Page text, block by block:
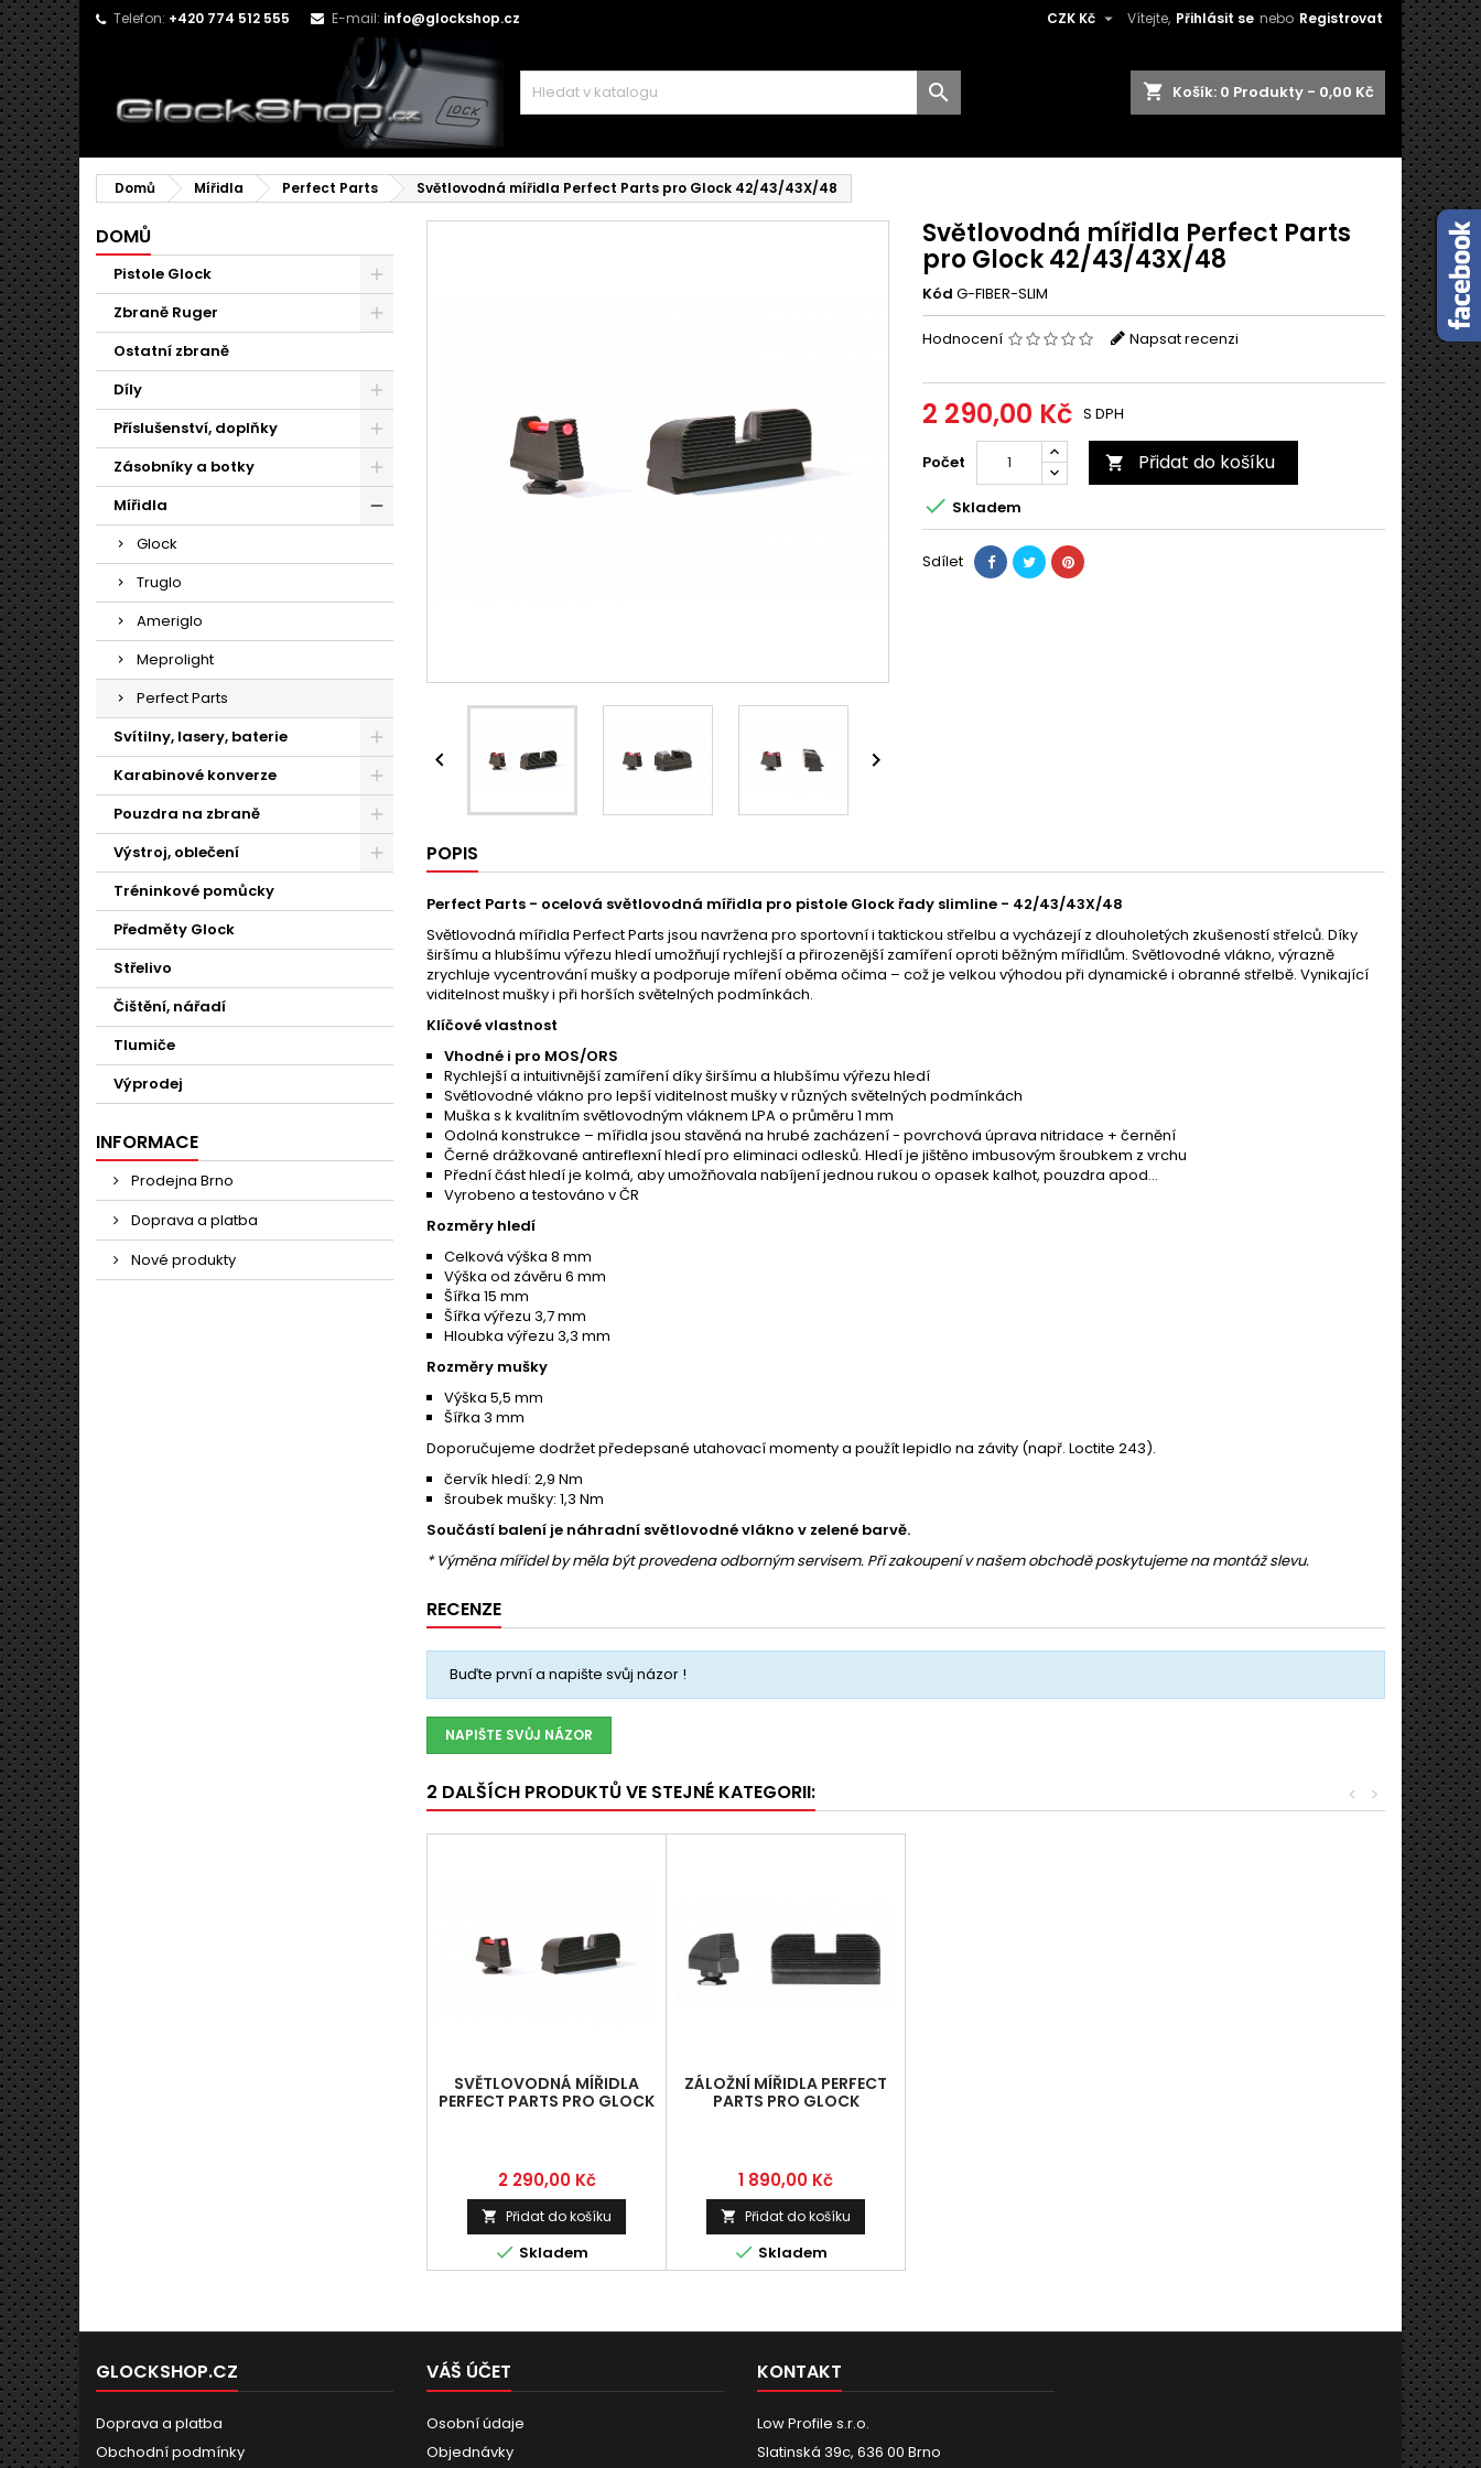
Telefon: +420 774 512 555 E-mail: info@glockshop.cz Vítejte, Přihlásit se nebo Registrovat
CZK Kč 
shopping_cart Košík: 0 Produkty - 0,00 Kč

Domů Mířidla Perfect Parts Světlovodná mířidla Perfect Parts pro Glock 42/43/43X/48
DOMŮ
Pistole Glock
Zbraně Ruger
Ostatní zbraně
Díly
Příslušenství, doplňky
Zásobníky a botky
Mířidla
Glock
Truglo
Ameriglo
Meprolight
Perfect Parts
Svítilny, lasery, baterie
Karabinové konverze
Pouzdra na zbraně
Výstroj, oblečení
Tréninkové pomůcky
Předměty Glock
Střelivo
Čištění, nářadí
Tlumiče
Výprodej
INFORMACE
Prodejna Brno
Doprava a platba
Nové produkty
 
Světlovodná mířidla Perfect Parts
pro Glock 42/43/43X/48
Kód G-FIBER-SLIM
Hodnocení Napsat recenzi
2 290,00 Kč S DPH
Počet  Přidat do košíku
 Skladem
Sdílet
POPIS
Perfect Parts - ocelová světlovodná mířidla pro pistole Glock řady slimline - 42/43/43X/48
Světlovodná mířidla Perfect Parts jsou navržena pro sportovní i taktickou střelbu a vycházejí z dlouholetých zkušeností střelců. Díky
širšímu a hlubšímu výřezu hledí umožňují rychlejší a přirozenější zamíření oproti běžným mířidlům. Světlovodné vlákno, výrazně
zrychluje vycentrování mušky a podporuje míření oběma očima – což je velkou výhodou při dynamické i obranné střelbě. Vynikající
viditelnost mušky i při horších světelných podmínkách.
Klíčové vlastnost
Vhodné i pro MOS/ORS
Rychlejší a intuitivnější zamíření díky širšímu a hlubšímu výřezu hledí
Světlovodné vlákno pro lepší viditelnost mušky v různých světelných podmínkách
Muška s k kvalitním světlovodným vláknem LPA o průměru 1 mm
Odolná konstrukce – mířidla jsou stavěná na hrubé zacházení - povrchová úprava nitridace + černění
Černé drážkované antireflexní hledí pro eliminaci odlesků. Hledí je jištěno imbusovým šroubkem z vrchu
Přední část hledí je kolmá, aby umožňovala nabíjení jednou rukou o opasek kalhot, pouzdra apod...
Vyrobeno a testováno v ČR
Rozměry hledí
Celková výška 8 mm
Výška od závěru 6 mm
Šířka 15 mm
Šířka výřezu 3,7 mm
Hloubka výřezu 3,3 mm
Rozměry mušky
Výška 5,5 mm
Šířka 3 mm
Doporučujeme dodržet předepsané utahovací momenty a použít lepidlo na závity (např. Loctite 243).
červík hledí: 2,9 Nm
šroubek mušky: 1,3 Nm
Součástí balení je náhradní světlovodné vlákno v zelené barvě.
* Výměna mířidel by měla být provedena odborným servisem. Při zakoupení v našem obchodě poskytujeme na montáž slevu.
RECENZE
Buďte první a napište svůj názor !
NAPIŠTE SVŮJ NÁZOR
2 DALŠÍCH PRODUKTŮ VE STEJNÉ KATEGORII: >
<
SVĚTLOVODNÁ MÍŘIDLA
PERFECT PARTS PRO GLOCK
Cena
2 290,00 Kč
 Přidat do košíku
 Skladem
ZÁLOŽNÍ MÍŘIDLA PERFECT
PARTS PRO GLOCK
Cena
1 890,00 Kč
 Přidat do košíku
 Skladem
GLOCKSHOP.CZ
Doprava a platba
Obchodní podmínky
VÁŠ ÚČET
Osobní údaje
Objednávky
KONTAKT
Low Profile s.r.o.
Slatinská 39c, 636 00 Brno